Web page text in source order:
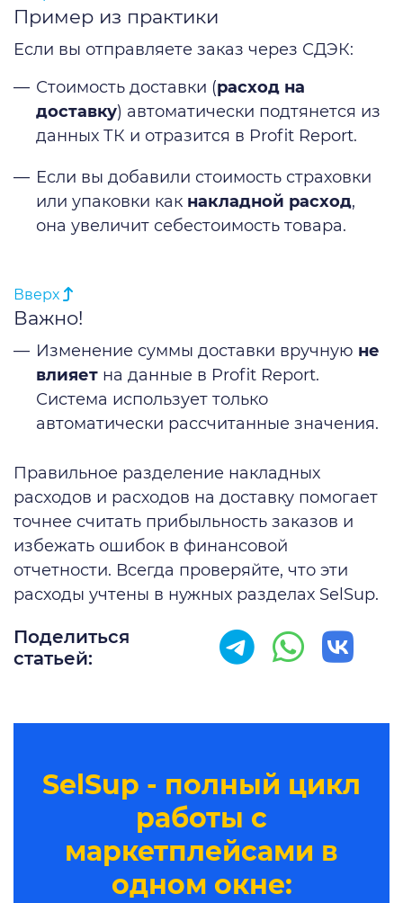
Пример из практики
Если вы отправляете заказ через СДЭК:
Стоимость доставки (расход на
доставку) автоматически подтянется из
данных ТК и отразится в Profit Report.
Если вы добавили стоимость страховки
или упаковки как накладной расход,
она увеличит себестоимость товара.
Вверх
Важно!
Изменение суммы доставки вручную не
влияет на данные в Profit Report.
Система использует только
автоматически рассчитанные значения.
Правильное разделение накладных
расходов и расходов на доставку помогает
точнее считать прибыльность заказов и
избежать ошибок в финансовой
отчетности. Всегда проверяйте, что эти
расходы учтены в нужных разделах SelSup.
Поделиться
статьей:
SelSup - полный цикл
работы с
маркетплейсами в
одном окне: